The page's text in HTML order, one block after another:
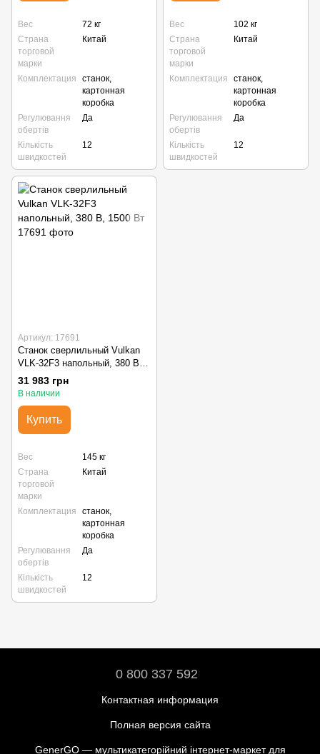
Вес
72 кг
Страна
торговой
марки
Китай
Комплектация
станок,
картонная
коробка
Регулювання
обертів
Да
Кількість
швидкостей
12
Вес
102 кг
Страна
торговой
марки
Китай
Комплектация
станок,
картонная
коробка
Регулювання
обертів
Да
Кількість
швидкостей
12
Артикул: 17691
Станок сверлильный Vulkan
VLK-32F3 напольный, 380 В,
1500 Вт
31 983 грн
В наличии
Купить
Вес
145 кг
Страна
торговой
марки
Китай
Комплектация
станок,
картонная
коробка
Регулювання
обертів
Да
Кількість
швидкостей
12
0 800 337 592
Контактная информация
Полная версия сайта
GenerGO — мультикатегорійний інтернет-маркет для